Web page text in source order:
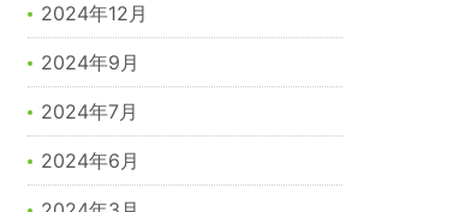
2024年12月
2024年9月
2024年7月
2024年6月